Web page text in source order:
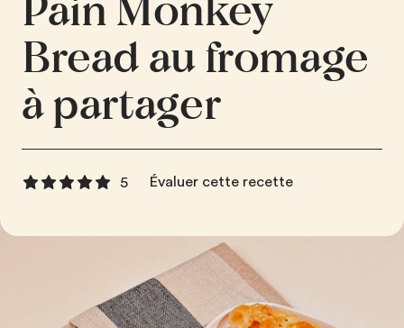
Pain Monkey
Bread au fromage
à partager
5 Évaluer cette recette